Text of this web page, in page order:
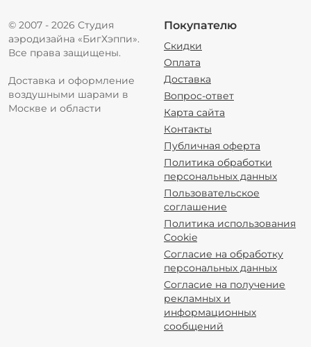
© 2007 - 2026 Студия
аэродизайна «БигХэппи».
Все права защищены.
Доставка и оформление
воздушными шарами в
Москве и области
Покупателю
Скидки
Оплата
Доставка
Вопрос-ответ
Карта сайта
Контакты
Публичная оферта
Политика обработки
персональных данных
Пользовательское
соглашение
Политика использования
Cookie
Согласие на обработку
персональных данных
Согласие на получение
рекламных и
информационных
сообщений